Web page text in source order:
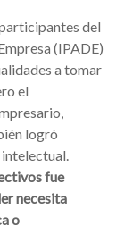
del
(IPADE)
a tomar
el
logró
fue
necesita
o